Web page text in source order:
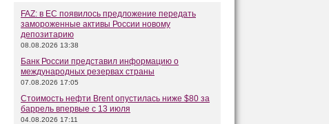
FAZ: в ЕС появилось предложение передать
замороженные активы России новому
депозитарию
08.08.2026 13:38
Банк России представил информацию о
международных резервах страны
07.08.2026 17:05
Стоимость нефти Brent опустилась ниже $80 за
баррель впервые с 13 июля
04.08.2026 17:11